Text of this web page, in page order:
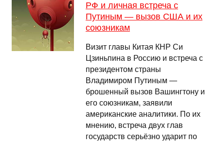
РФ и личная встреча с
Путиным — вызов США и их
союзникам
Визит главы Китая КНР Си
Цзиньпина в Россию и встреча с
президентом страны
Владимиром Путиным —
брошенный вызов Вашингтону и
его союзникам, заявили
американские аналитики. По их
мнению, встреча двух глав
государств серьёзно ударит по